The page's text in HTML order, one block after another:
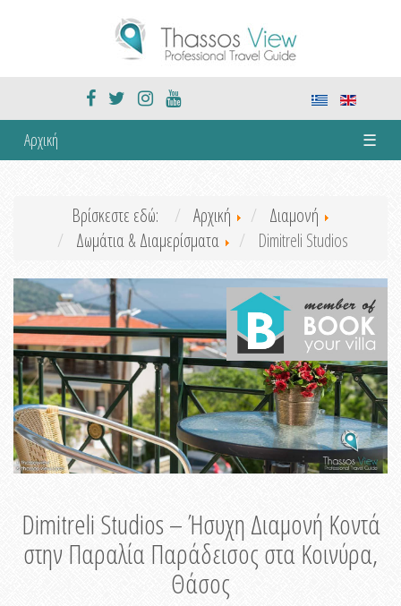
Αρχική ☰
Βρίσκεστε εδώ: Αρχική
Διαμονή
Δωμάτια & Διαμερίσματα
Dimitreli Studios
Dimitreli Studios – Ήσυχη Διαμονή Κοντά
στην Παραλία Παράδεισος στα Κοινύρα,
Θάσος